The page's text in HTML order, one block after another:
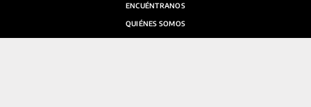
ENCUÉNTRANOS
QUIÉNES SOMOS